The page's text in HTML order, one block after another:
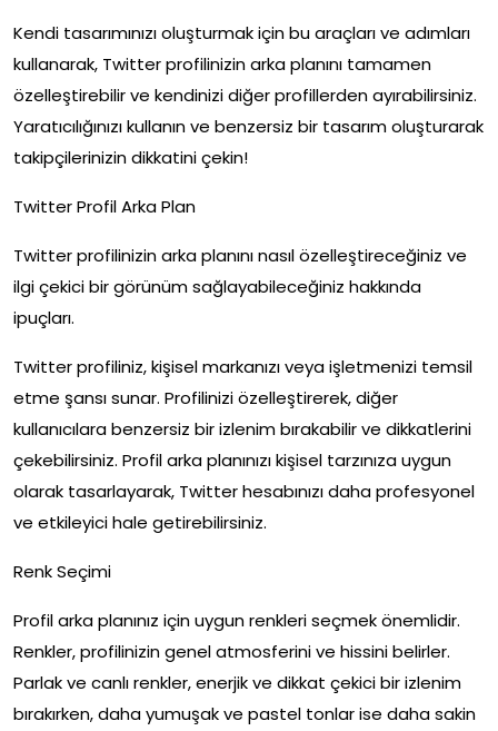
Kendi tasarımınızı oluşturmak için bu araçları ve adımları
kullanarak, Twitter profilinizin arka planını tamamen
özelleştirebilir ve kendinizi diğer profillerden ayırabilirsiniz.
Yaratıcılığınızı kullanın ve benzersiz bir tasarım oluşturarak
takipçilerinizin dikkatini çekin!
Twitter Profil Arka Plan
Twitter profilinizin arka planını nasıl özelleştireceğiniz ve
ilgi çekici bir görünüm sağlayabileceğiniz hakkında
ipuçları.
Twitter profiliniz, kişisel markanızı veya işletmenizi temsil
etme şansı sunar. Profilinizi özelleştirerek, diğer
kullanıcılara benzersiz bir izlenim bırakabilir ve dikkatlerini
çekebilirsiniz. Profil arka planınızı kişisel tarzınıza uygun
olarak tasarlayarak, Twitter hesabınızı daha profesyonel
ve etkileyici hale getirebilirsiniz.
Renk Seçimi
Profil arka planınız için uygun renkleri seçmek önemlidir.
Renkler, profilinizin genel atmosferini ve hissini belirler.
Parlak ve canlı renkler, enerjik ve dikkat çekici bir izlenim
bırakırken, daha yumuşak ve pastel tonlar ise daha sakin